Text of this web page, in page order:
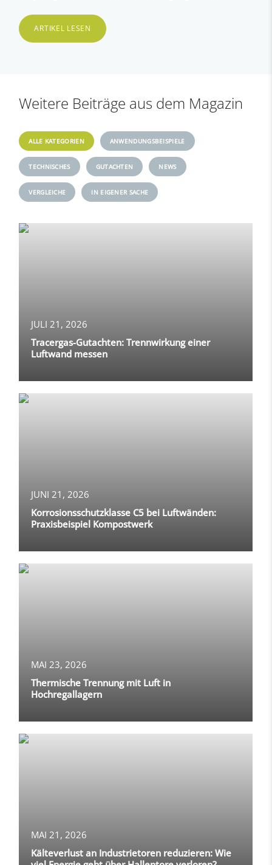
ARTIKEL LESEN
Weitere Beiträge aus dem Magazin
ALLE KATEGORIEN ANWENDUNGSBEISPIELE
TECHNISCHES GUTACHTEN NEWS
VERGLEICHE IN EIGENER SACHE
JULI 21, 2026
Tracergas-Gutachten: Trennwirkung einer
Luftwand messen
JUNI 21, 2026
Korrosionsschutzklasse C5 bei Luftwänden:
Praxisbeispiel Kompostwerk
MAI 23, 2026
Thermische Trennung mit Luft in
Hochregallagern
MAI 21, 2026
Kälteverlust an Industrietoren reduzieren: Wie